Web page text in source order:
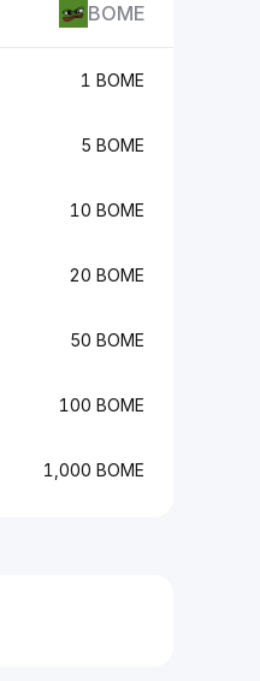
BOME
1 BOME
5 BOME
10 BOME
20 BOME
50 BOME
100 BOME
1,000 BOME